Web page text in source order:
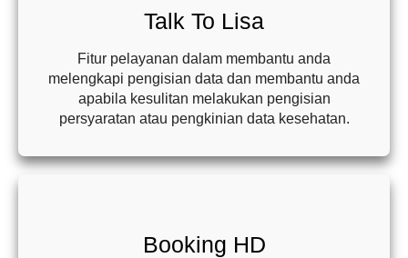
Talk To Lisa
Fitur pelayanan dalam membantu anda
melengkapi pengisian data dan membantu anda
apabila kesulitan melakukan pengisian
persyaratan atau pengkinian data kesehatan.
Booking HD